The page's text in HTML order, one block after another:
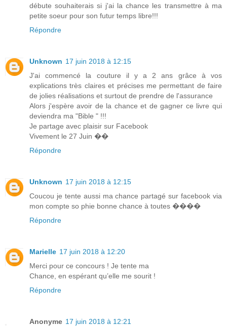
débute souhaiterais si j'ai la chance les transmettre à ma
petite soeur pour son futur temps libre!!!
Répondre
Unknown 17 juin 2018 à 12:15
J'ai commencé la couture il y a 2 ans grâce à vos
explications très claires et précises me permettant de faire
de jolies réalisations et surtout de prendre de l'assurance
Alors j'espère avoir de la chance et de gagner ce livre qui
deviendra ma "Bible " !!!
Je partage avec plaisir sur Facebook
Vivement le 27 Juin ��
Répondre
Unknown 17 juin 2018 à 12:15
Coucou je tente aussi ma chance partagé sur facebook via
mon compte so phie bonne chance à toutes ����
Répondre
Marielle 17 juin 2018 à 12:20
Merci pour ce concours ! Je tente ma
Chance, en espérant qu’elle me sourit !
Répondre
Anonyme 17 juin 2018 à 12:21